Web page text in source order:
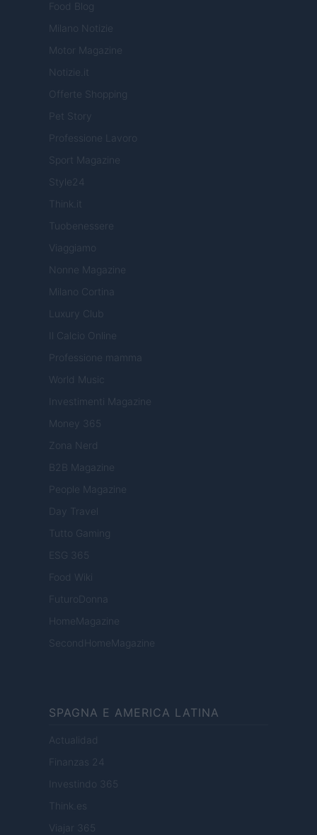
Food Blog
Milano Notizie
Motor Magazine
Notizie.it
Offerte Shopping
Pet Story
Professione Lavoro
Sport Magazine
Style24
Think.it
Tuobenessere
Viaggiamo
Nonne Magazine
Milano Cortina
Luxury Club
Il Calcio Online
Professione mamma
World Music
Investimenti Magazine
Money 365
Zona Nerd
B2B Magazine
People Magazine
Day Travel
Tutto Gaming
ESG 365
Food Wiki
FuturoDonna
HomeMagazine
SecondHomeMagazine
SPAGNA E AMERICA LATINA
Actualidad
Finanzas 24
Investindo 365
Think.es
Viajar 365